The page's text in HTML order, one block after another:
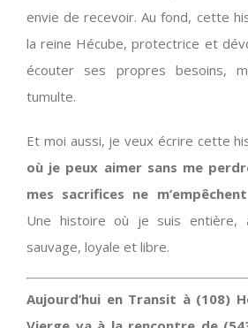
envie de recevoir. Au fond, cette
la reine Hécube, protectrice et
écouter ses propres besoins,
tumulte.
Et moi aussi, je veux écrire cette
où je peux aimer sans me
mes sacrifices ne
Une histoire où je suis
sauvage, loyale et libre.
Aujourd’hui en Transit à (108)